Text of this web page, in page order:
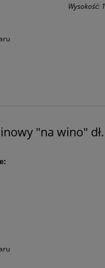
Wysokość:
"na wino" dł.